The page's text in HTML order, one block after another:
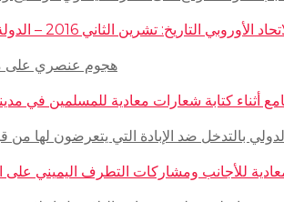
ألمانيا، فرنسا، هولاندا، إيطاليا، لوكسمبورغ، المجر، سلوفينيا
هجوم عنصري على مسجد في
كتابة شعارات معادية للمسلمين في مدينة بوردو
ضد الإبادة التي يتعرضون لها من قبل سلطة
ومشاركات التطرف اليميني على الانترنت في